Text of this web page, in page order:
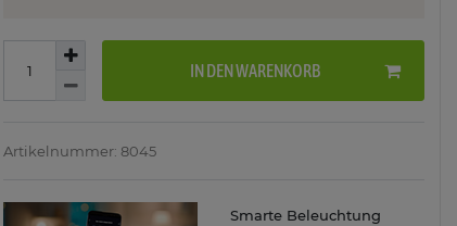
IN DEN WARENKORB
Artikelnummer: 8045
Smarte Beleuchtung